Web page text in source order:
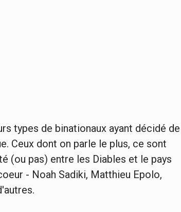
types de binationaux ayant décidé de
Ceux dont on parle le plus, ce sont
(ou pas) entre les Diables et le pays
- Noah Sadiki, Matthieu Epolo,